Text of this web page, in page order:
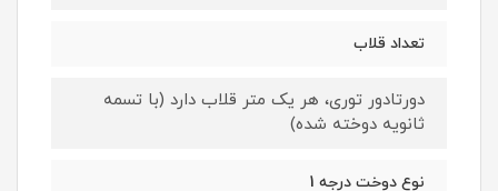
تعداد قلاب
دورتادور توری، هر یک متر قلاب دارد (با تسمه
ثانویه دوخته شده)
نوع دوخت درجه 1